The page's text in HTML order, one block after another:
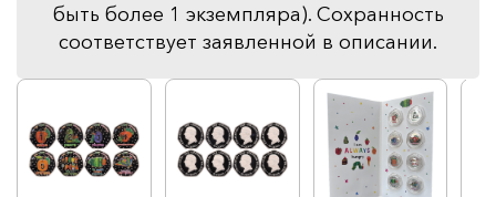
быть более 1 экземпляра). Сохранность
соответствует заявленной в описании.